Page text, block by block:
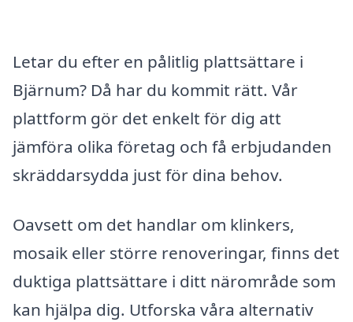
Letar du efter en pålitlig plattsättare i
Bjärnum? Då har du kommit rätt. Vår
plattform gör det enkelt för dig att
jämföra olika företag och få erbjudanden
skräddarsydda just för dina behov.
Oavsett om det handlar om klinkers,
mosaik eller större renoveringar, finns det
duktiga plattsättare i ditt närområde som
kan hjälpa dig. Utforska våra alternativ